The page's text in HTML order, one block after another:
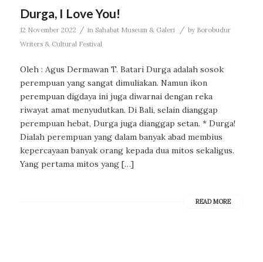
Durga, I Love You!
12 November 2022 / in Sahabat Museum & Galeri / by Borobudur
Writers & Cultural Festival
Oleh : Agus Dermawan T. Batari Durga adalah sosok
perempuan yang sangat dimuliakan. Namun ikon
perempuan digdaya ini juga diwarnai dengan reka
riwayat amat menyudutkan. Di Bali, selain dianggap
perempuan hebat, Durga juga dianggap setan. * Durga!
Dialah perempuan yang dalam banyak abad membius
kepercayaan banyak orang kepada dua mitos sekaligus.
Yang pertama mitos yang […]
READ MORE